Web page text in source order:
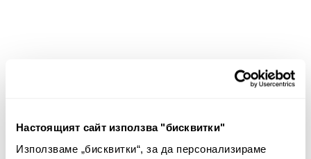
Настоящият сайт използва "бисквитки"
Използваме „бисквитки“, за да персонализираме
Споделете Вашето мнение